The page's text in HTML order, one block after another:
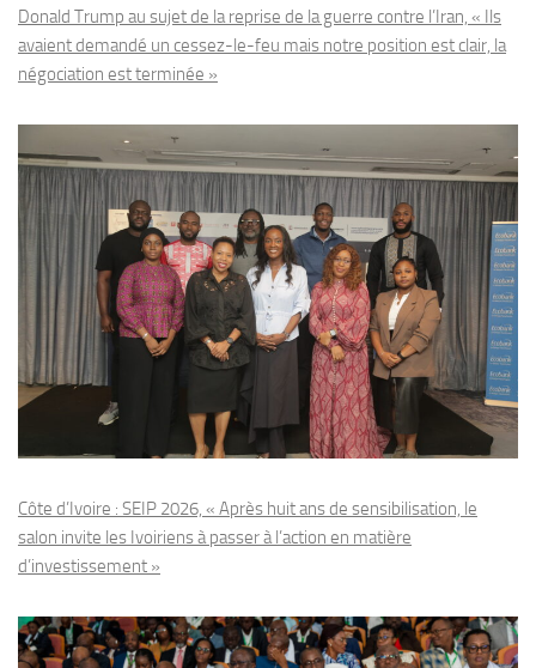
Donald Trump au sujet de la reprise de la guerre contre l’Iran, « Ils
avaient demandé un cessez-le-feu mais notre position est clair, la
négociation est terminée »
Côte d’Ivoire : SEIP 2026, « Après huit ans de sensibilisation, le
salon invite les Ivoiriens à passer à l’action en matière
d’investissement »